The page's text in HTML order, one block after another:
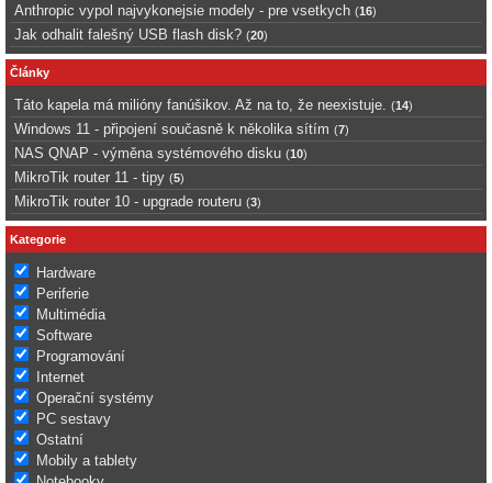
Anthropic vypol najvykonejsie modely - pre vsetkych (16)
Jak odhalit falešný USB flash disk? (20)
Články
Táto kapela má milióny fanúšikov. Až na to, že neexistuje. (14)
Windows 11 - připojení současně k několika sítím (7)
NAS QNAP - výměna systémového disku (10)
MikroTik router 11 - tipy (5)
MikroTik router 10 - upgrade routeru (3)
Kategorie
Hardware
Periferie
Multimédia
Software
Programování
Internet
Operační systémy
PC sestavy
Ostatní
Mobily a tablety